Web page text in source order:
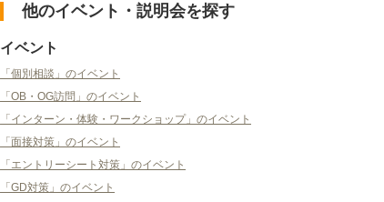
他のイベント・説明会を探す
イベント
「個別相談」のイベント
「OB・OG訪問」のイベント
「インターン・体験・ワークショップ」のイベント
「面接対策」のイベント
「エントリーシート対策」のイベント
「GD対策」のイベント